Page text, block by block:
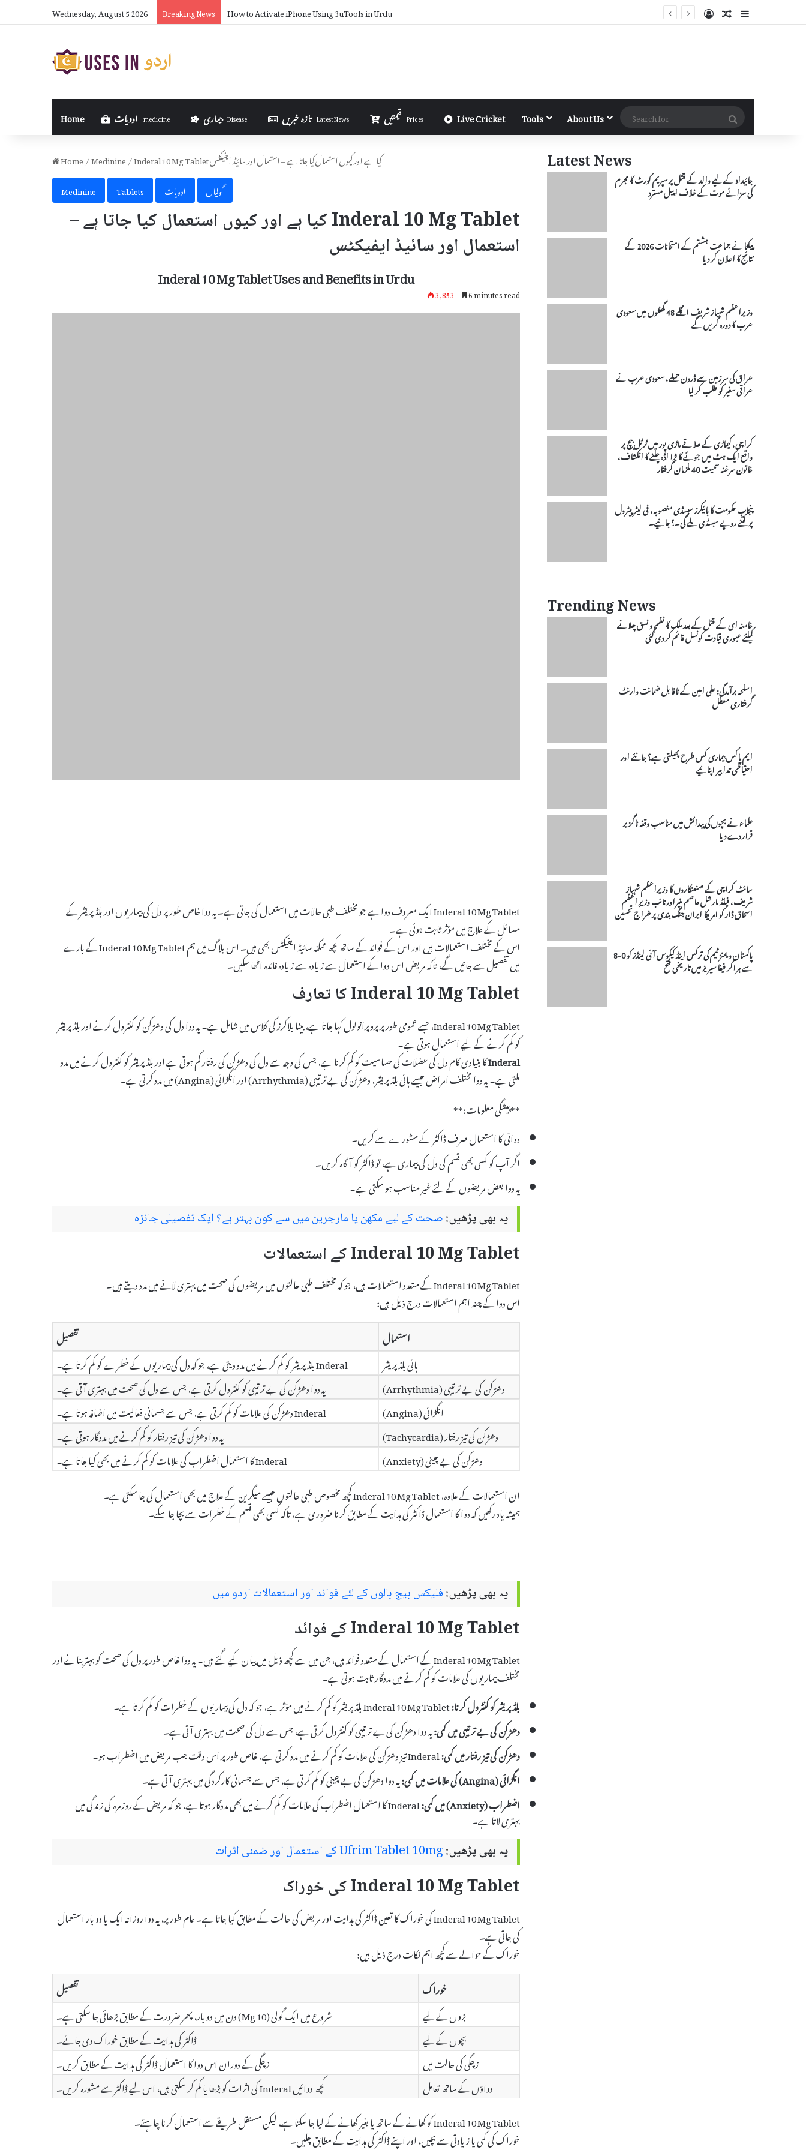
Wednesday, August 5 2026 Breaking News How to Activate iPhone Using 3uTools in Urdu Log InRandom Article
Sidebar
Home medicine بیماری Disease تازہ خبریں Latest News Prices Live Cricket Tools About Us
Search
for
Home/Medinine/
Inderal 10 Mg Tablet کیا ہے اور کیوں استعمال کیا جاتا ہے – استعمال اور سائیڈ ایفیکٹس
Medinine
Tablets ادویات گولیاں
Inderal 10 Mg Tablet کیا ہے اور کیوں استعمال کیا جاتا ہے –
استعمال اور سائیڈ ایفیکٹس
Inderal 10 Mg Tablet Uses and Benefits in Urdu
3,853 6 minutes read
Inderal 10 Mg Tablet ایک معروف دوا ہے جو مختلف طبی حالات میں استعمال کی جاتی ہے۔ یہ دوا خاص طور پر دل کی بیماریوں اور بلڈ پریشر کے
مسائل کے علاج میں مؤثر ثابت ہوئی ہے۔
اس کے مختلف استعمالات ہیں اور اس کے فوائد کے ساتھ کچھ ممکنہ سائیڈ ایفیکٹس بھی ہیں۔ اس بلاگ میں ہم Inderal 10 Mg Tablet کے بارے
میں تفصیل سے جانیں گے، تاکہ مریض اس دوا کے استعمال سے زیادہ سے زیادہ فائدہ اٹھا سکیں۔
Inderal 10 Mg Tablet کا تعارف
Inderal 10 Mg Tablet، جسے عمومی طور پر پروپرانولول کہا جاتا ہے، بیٹا بلاکرز کی کلاس میں شامل ہے۔ یہ دوا دل کی دھڑکن کو کنٹرول کرنے اور بلڈ پریشر
کو کم کرنے کے لیے استعمال ہوتی ہے۔
Inderalکا بنیادی کام دل کی عضلات کی حساسیت کو کم کرنا ہے، جس کی وجہ سے دل کی دھڑکن کی رفتار کم ہوتی ہے اور بلڈ پریشر کو کنٹرول کرنے میں مدد
ملتی ہے۔ یہ دوا مختلف امراض جیسے ہائی بلڈ پریشر، دھڑکن کی بے ترتیبی (Arrhythmia) اور انگڑائی (Angina) میں مدد کرتی ہے۔
**پیشگی معلومات:**
دوائی کا استعمال صرف ڈاکٹر کے مشورے سے کریں۔
اگر آپ کو کسی بھی قسم کی دل کی بیماری ہے، تو ڈاکٹر کو آگاہ کریں۔
یہ دوا بعض مریضوں کے لئے غیر مناسب ہو سکتی ہے۔
یہ بھی پڑھیں:صحت کے لیے مکھن یا مارجرین میں سے کون بہتر ہے؟ ایک تفصیلی جائزہ
Inderal 10 Mg Tablet کے استعمالات
Inderal 10 Mg Tablet کے متعدد استعمالات ہیں، جو کہ مختلف طبی حالتوں میں مریضوں کی صحت میں بہتری لانے میں مدد دیتے ہیں۔
اس دوا کے چند اہم استعمالات درج ذیل ہیں:
استعمال
تفصیل
ہائی بلڈ پریشر
Inderal بلڈ پریشر کو کم کرنے میں مدد دیتی ہے، جو کہ دل کی بیماریوں کے خطرے کو کم کرتا ہے۔
دھڑکن کی بے ترتیبی (Arrhythmia)
یہ دوا دھڑکن کی بے ترتیبی کو کنٹرول کرتی ہے، جس سے دل کی صحت میں بہتری آتی ہے۔
انگڑائی (Angina)
Inderal دھڑکن کی علامات کو کم کرتی ہے، جس سے جسمانی فعالیت میں اضافہ ہوتا ہے۔
دھڑکن کی تیز رفتار (Tachycardia)
یہ دوا دھڑکن کی تیز رفتار کو کم کرنے میں مددگار ہوتی ہے۔
دھڑکن کی بے چینی (Anxiety)
Inderal کا استعمال اضطراب کی علامات کو کم کرنے میں بھی کیا جاتا ہے۔
ان استعمالات کے علاوہ، Inderal 10 Mg Tablet کچھ مخصوص طبی حالتوں جیسے میگرین کے علاج میں بھی استعمال کی جا سکتی ہے۔
ہمیشہ یاد رکھیں کہ دوا کا استعمال ڈاکٹر کی ہدایت کے مطابق کرنا ضروری ہے، تاکہ کسی بھی قسم کے خطرات سے بچا جا سکے۔
یہ بھی پڑھیں:فلیکس بیج بالوں کے لئے فوائد اور استعمالات اردو میں
Inderal 10 Mg Tablet کے فوائد
Inderal 10 Mg Tablet کے استعمال کے متعدد فوائد ہیں، جن میں سے کچھ ذیل میں بیان کیے گئے ہیں۔ یہ دوا خاص طور پر دل کی صحت کو بہتر بنانے اور
مختلف بیماریوں کی علامات کو کم کرنے میں مددگار ثابت ہوتی ہے۔
بلڈ پریشر کو کنٹرول کرنا:
دھڑکن کی بے ترتیبی میں کمی:یہ دوا دھڑکن کی بے ترتیبی کو کنٹرول کرتی ہے، جس سے دل کی صحت میں بہتری آتی ہے۔
دھڑکن کی تیز رفتار میں کمی:
انگڑائی (Angina) کی علامات میں کمی:
یہ دوا دھڑکن کی بے چینی کو کم کرتی ہے، جس سے جسمانی کارکردگی میں بہتری آتی ہے۔
اضطراب (Anxiety) میں کمی:
Inderal کا استعمال اضطراب کی علامات کو کم کرنے میں بھی مددگار ہوتا ہے، جو کہ مریض کے روزمرہ کی زندگی میں
بہتری لاتا ہے۔
یہ بھی پڑھیں:Ufrim Tablet 10mg کے استعمال اور ضمنی اثرات
Inderal 10 Mg Tablet کی خوراک
Inderal 10 Mg Tablet کی خوراک کا تعین ڈاکٹر کی ہدایت اور مریض کی حالت کے مطابق کیا جاتا ہے۔ عام طور پر، یہ دوا روزانہ ایک یا دو بار استعمال
کی جاتی ہے۔
خوراک کے حوالے سے کچھ اہم نکات درج ذیل ہیں:
خوراک
تفصیل
بڑوں کے لیے
شروع میں ایک گولی (10 Mg) دن میں دو بار، پھر ضرورت کے مطابق بڑھائی جا سکتی ہے۔
بچوں کے لیے
ڈاکٹر کی ہدایت کے مطابق خوراک دی جائے۔
زچگی کی حالت میں
زچگی کے دوران اس دوا کا استعمال ڈاکٹر کی ہدایت کے مطابق کریں۔
دواؤں کے ساتھ تعامل
کچھ دوائیں Inderal کی اثرات کو بڑھا یا کم کر سکتی ہیں، اس لیے ڈاکٹر سے مشورہ کریں۔
Inderal 10 Mg Tablet کو کھانے کے ساتھ یا بغیر کھانے کے لیا جا سکتا ہے، لیکن مستقل طریقے سے استعمال کرنا چاہئے۔
خوراک کی کمی یا زیادتی سے بچیں، اور اپنے ڈاکٹر کی ہدایت کے مطابق چلیں۔
Latest News
جائیداد کے لیے والد کے قتل پر سپریم کورٹ کا مجرم
کی سزائے موت کے خلاف اپیل مسترد
پیکٹا نے جماعت ہشتم کے امتحانات 2026 کے
نتائج کا اعلان کر دیا
وزیراعظم شہباز شریف اگلے 48 گھنٹوں میں سعودی
عرب کا دورہ کریں گے
عراق کی سرزمین سے ڈرون حملے، سعودی عرب نے
عراقی سفیر کو طلب کر لیا
کراچی، کیماڑی کے علاقے ماڑی پور میں ٹرٹل بیچ پر
واقع ایک ہٹ میں جوئے کا بڑا اڈہ چلنے کا انکشاف،
خاتون سرغنہ سمیت 40 ملزمان گرفتار
پنجاب حکومت کا بائیکرز سبسڈی منصوبہ، فی لیٹر پیٹرول
پر کتنے روپے سبسڈی ملے گی۔؟ جانیے۔
Trending News
خامنہ ای کے قتل کے بعد ملک کا نظم و نسق چلانے
کیلئے عبوری قیادت کونسل قائم کر دی گئی
اسلحہ برآمدگی: علی امین کے ناقابل ضمانت وارنٹ
گرفتاری معطل
ایم پاکس بیماری کس طرح پھیلتی ہے؟ جانئے اور
احتیاطی تدابیر اپنائیے
علماء نے بچوں کی پیدائش میں مناسب وقفہ ناگزیر
قرار دے دیا
سائٹ کراچی کے صنعتکاروں کا وزیراعظم شہباز
شریف، فیلڈ مارشل عاصم منیراورنائب وزیرِ اعظم
اسحاق ڈار کو امریکا ایران جنگ بندی پر خراج تحسین
پاکستان ویمنز ٹیم کی ترکس اینڈ کیکوس آئی لینڈز کو 0-8
سے ہراکر فیفا سیریز میں تاریخی فتح